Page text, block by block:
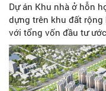
Dự án Khu nhà ở hỗn
dựng trên khu đất
với tổng vốn đầu tư
hoạch theo mô hình
cung cấp khoảng
tầng kỹ thuật đồng bộ,
tiện ích công cộng.